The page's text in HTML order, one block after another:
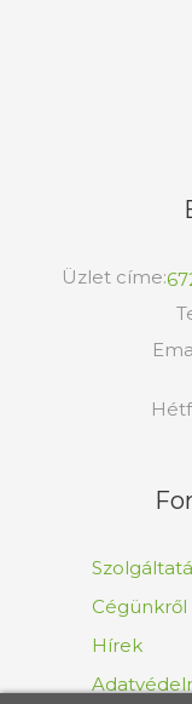
Üzlet címe:
Cégünkről
Hírek